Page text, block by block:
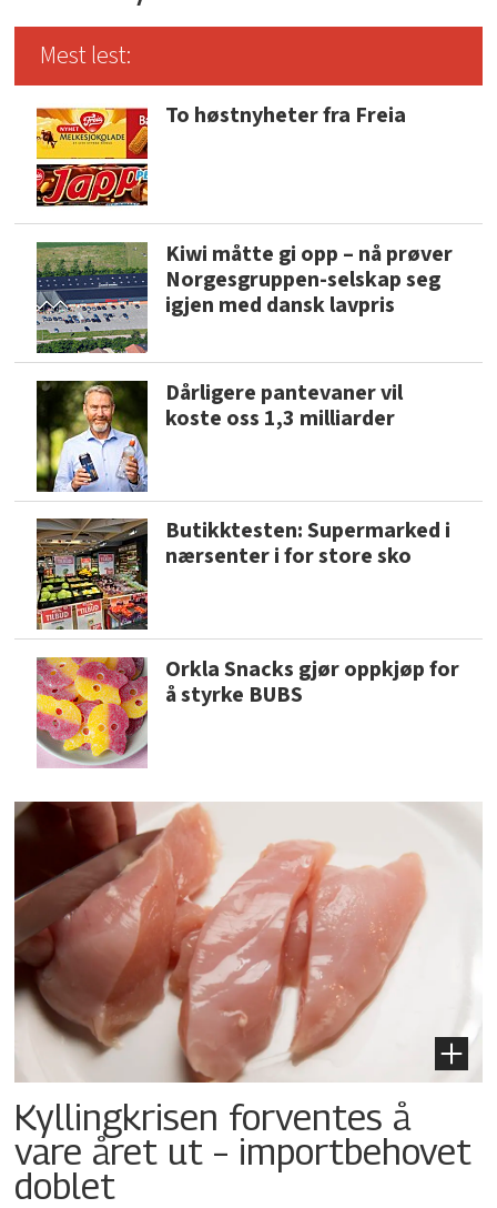
Mest lest:
To høstnyheter fra Freia
Kiwi måtte gi opp – nå prøver
Norgesgruppen-selskap seg
igjen med dansk lavpris
Dårligere pantevaner vil
koste oss 1,3 milliarder
Butikktesten: Supermarked i
nærsenter i for store sko
Orkla Snacks gjør oppkjøp for
å styrke BUBS
Kyllingkrisen forventes å
vare året ut – importbehovet
doblet